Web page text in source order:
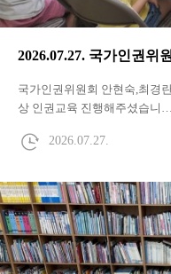
2026.07.27. 국가인권
국가인권위원회 안현숙,최경
상 인권교육 진행해주셨습니…
2026.07.27.